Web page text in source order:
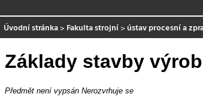
Úvodní stránka > Fakulta strojní > ústav procesní a
Základy stavby
Předmět není vypsán Nerozvrhuje se